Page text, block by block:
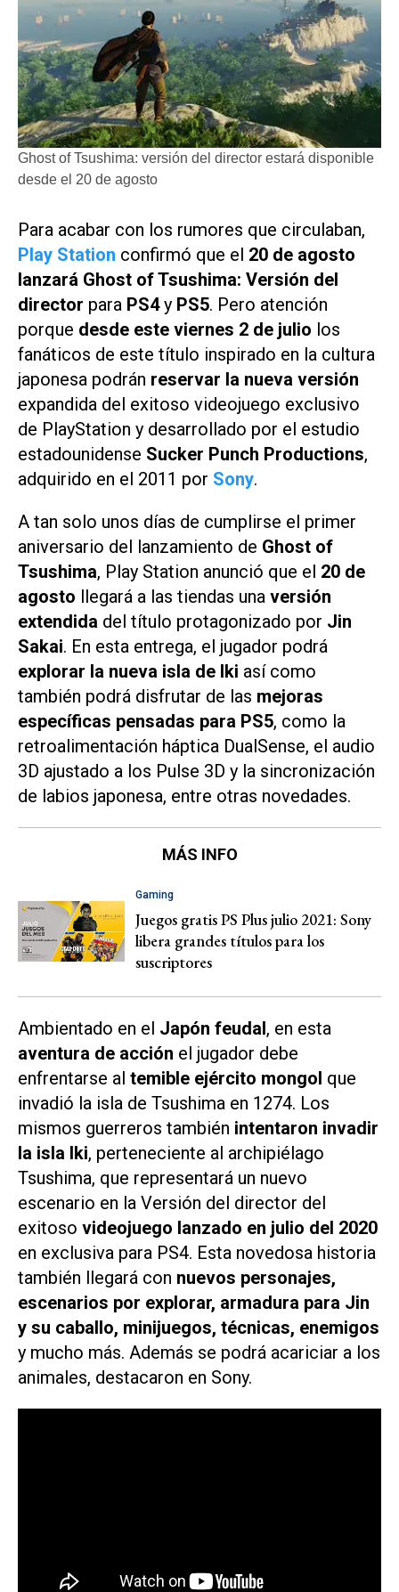
Ghost of Tsushima: versión del director estará disponible
desde el 20 de agosto
Para acabar con los rumores que circulaban,
Play Station confirmó que el 20 de agosto
lanzará Ghost of Tsushima: Versión del
director para PS4y PS5. Pero atención
porque desde este viernes 2 de julio los
fanáticos de este título inspirado en la cultura
japonesa podrán reservar la nueva versión
expandida del exitoso videojuego exclusivo
de PlayStation y desarrollado por el estudio
estadounidense Sucker Punch Productions,
adquirido en el 2011 por Sony.
A tan solo unos días de cumplirse el primer
aniversario del lanzamiento de Ghost of
Tsushima, Play Station anunció que el 20 de
agosto llegará a las tiendas una versión
extendida del título protagonizado por Jin
Sakai. En esta entrega, el jugador podrá
explorar la nueva isla de Iki así como
también podrá disfrutar de las mejoras
específicas pensadas para PS5, como la
retroalimentación háptica DualSense, el audio
3D ajustado a los Pulse 3D y la sincronización
de labios japonesa, entre otras novedades.
MÁS INFO
Gaming
Juegos gratis PS Plus julio 2021: Sony
libera grandes títulos para los
suscriptores
Ambientado en el Japón feudal, en esta
aventura de acción el jugador debe
enfrentarse al temible ejército mongol que
invadió la isla de Tsushima en 1274. Los
mismos guerreros también intentaron invadir
la isla Iki, perteneciente al archipiélago
Tsushima, que representará un nuevo
escenario en la Versión del director del
exitoso videojuego lanzado en julio del 2020
en exclusiva para PS4. Esta novedosa historia
también llegará con nuevos personajes,
escenarios por explorar, armadura para Jin
y su caballo, minijuegos, técnicas, enemigos
y mucho más. Además se podrá acariciar a los
animales, destacaron en Sony.